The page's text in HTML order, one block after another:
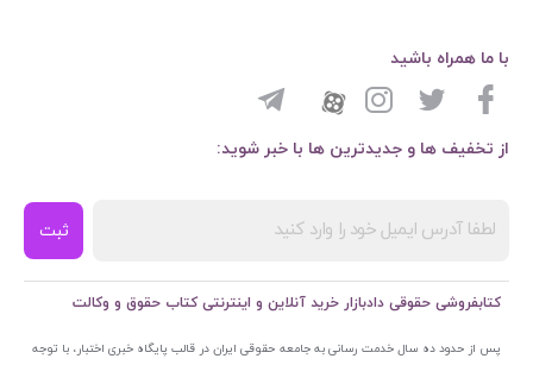
از تخفیف ها و جدیدترین ها با خبر شوید:
ثبت
با ما همراه باشید
کتابفروشی حقوقی دادبازار خرید آنلاین و اینترنتی کتاب حقوق و وکالت
پس از حدود ده سال خدمت رسانی به جامعه حقوقی ایران در قالب پایگاه خبری اختبار، با توجه